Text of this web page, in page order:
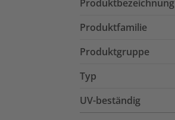
Produktbezeichnung
Produktfamilie
Produktgruppe
Typ
UV-beständig